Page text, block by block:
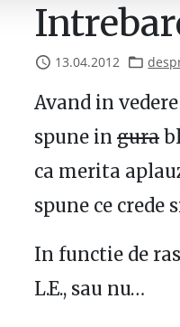
13.04.2012
Avand in
spune in gura
ca merita
spune ce crede
In functie de
L.E., sau nu…